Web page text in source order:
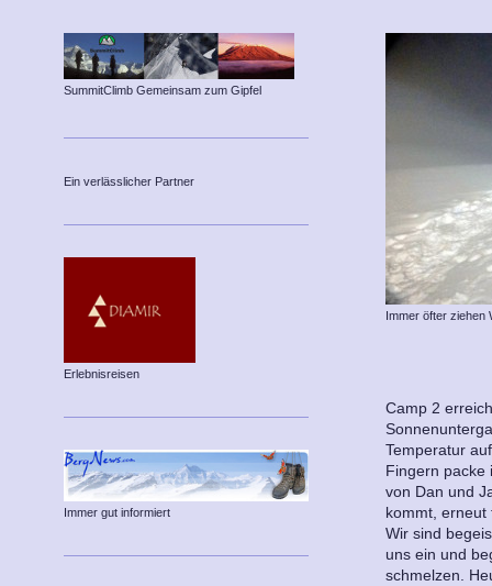
Immer öfter ziehen
Camp 2
Temperatur
Fingern packe
von Dan und
kommt,
Wir sind
uns ein und
schmelzen.
SummitClimb Gemeinsam zum Gipfel
Ein verlässlicher Partner
Erlebnisreisen
Immer gut informiert